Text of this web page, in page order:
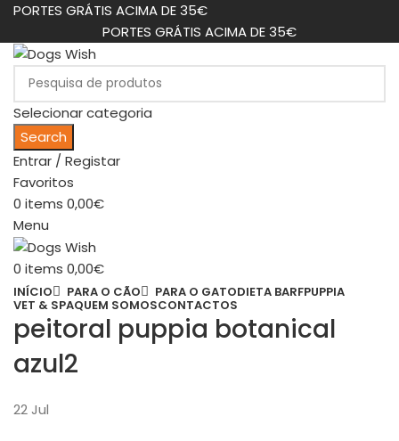
PORTES GRÁTIS ACIMA DE 35€
PORTES GRÁTIS ACIMA DE 35€
Selecionar categoria
Search
Entrar / Registar
Favoritos
0 items 0,00€
Menu
0 items 0,00€
INÍCIO PARA O CÃO PARA O GATODIETA BARFPUPPIA
VET & SPAQUEM SOMOSCONTACTOS
peitoral puppia botanical
azul2
22Jul